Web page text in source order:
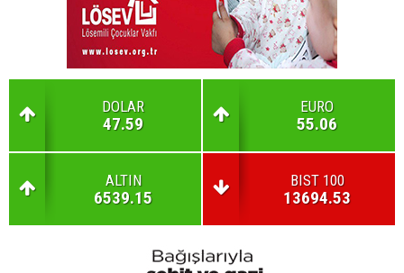
DOLAR
47.59
EURO
55.06
ALTIN
6539.15
BIST 100
13694.53